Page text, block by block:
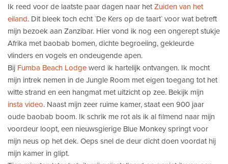
Ik reed voor de laatste paar dagen naar hetZuiden van het
eiland. Dit bleek toch echt `De Kers op de taart` voor wat betreft
mijn bezoek aan Zanzibar. Hier vond ik nog een ongerept stukje
Afrika met baobab bomen, dichte begroeiing, gekleurde
vlinders en vogels en ondeugende apen.
Bij Fumba Beach Lodgewerd ik hartelijk ontvangen. Ik mocht
mijn intrek nemen in de Jungle Room met eigen toegang tot het
witte strand en een hangmat met uitzicht op zee. Bekijk mijn
insta video. Naast mijn zeer ruime kamer, staat een 900 jaar
oude baobab boom. Ik schrik me rot als ik al filmend naar mijn
voordeur loopt, een nieuwsgierige Blue Monkey springt voor
mijn neus op het dek. Oeps snel de deur dicht doen voordat hij
mijn kamer in glipt.